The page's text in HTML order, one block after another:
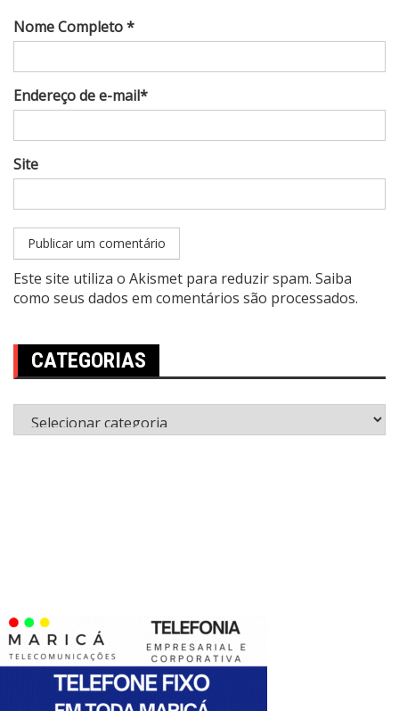
Nome Completo *
Endereço de e-mail*
Site
Este site utiliza o Akismet para reduzir spam. Saiba
como seus dados em comentários são processados.
CATEGORIAS
Categorias